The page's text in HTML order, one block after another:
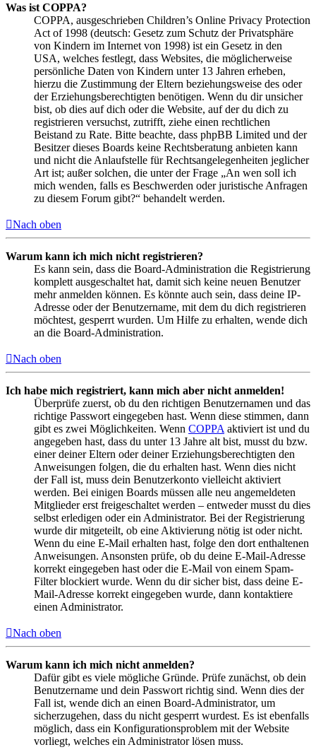
Was ist COPPA?
COPPA, ausgeschrieben Children’s Online Privacy Protection
Act of 1998 (deutsch: Gesetz zum Schutz der Privatsphäre
von Kindern im Internet von 1998) ist ein Gesetz in den
USA, welches festlegt, dass Websites, die möglicherweise
persönliche Daten von Kindern unter 13 Jahren erheben,
hierzu die Zustimmung der Eltern beziehungsweise des oder
der Erziehungsberechtigten benötigen. Wenn du dir unsicher
bist, ob dies auf dich oder die Website, auf der du dich zu
registrieren versuchst, zutrifft, ziehe einen rechtlichen
Beistand zu Rate. Bitte beachte, dass phpBB Limited und der
Besitzer dieses Boards keine Rechtsberatung anbieten kann
und nicht die Anlaufstelle für Rechtsangelegenheiten jeglicher
Art ist; außer solchen, die unter der Frage „An wen soll ich
mich wenden, falls es Beschwerden oder juristische Anfragen
zu diesem Forum gibt?“ behandelt werden.
Nach oben
Warum kann ich mich nicht registrieren?
Es kann sein, dass die Board-Administration die Registrierung
komplett ausgeschaltet hat, damit sich keine neuen Benutzer
mehr anmelden können. Es könnte auch sein, dass deine IP-
Adresse oder der Benutzername, mit dem du dich registrieren
möchtest, gesperrt wurden. Um Hilfe zu erhalten, wende dich
an die Board-Administration.
Nach oben
Ich habe mich registriert, kann mich aber nicht anmelden!
Überprüfe zuerst, ob du den richtigen Benutzernamen und das
richtige Passwort eingegeben hast. Wenn diese stimmen, dann
gibt es zwei Möglichkeiten. Wenn COPPA aktiviert ist und du
angegeben hast, dass du unter 13 Jahre alt bist, musst du bzw.
einer deiner Eltern oder deiner Erziehungsberechtigten den
Anweisungen folgen, die du erhalten hast. Wenn dies nicht
der Fall ist, muss dein Benutzerkonto vielleicht aktiviert
werden. Bei einigen Boards müssen alle neu angemeldeten
Mitglieder erst freigeschaltet werden – entweder musst du dies
selbst erledigen oder ein Administrator. Bei der Registrierung
wurde dir mitgeteilt, ob eine Aktivierung nötig ist oder nicht.
Wenn du eine E-Mail erhalten hast, folge den dort enthaltenen
Anweisungen. Ansonsten prüfe, ob du deine E-Mail-Adresse
korrekt eingegeben hast oder die E-Mail von einem Spam-
Filter blockiert wurde. Wenn du dir sicher bist, dass deine E-
Mail-Adresse korrekt eingegeben wurde, dann kontaktiere
einen Administrator.
Nach oben
Warum kann ich mich nicht anmelden?
Dafür gibt es viele mögliche Gründe. Prüfe zunächst, ob dein
Benutzername und dein Passwort richtig sind. Wenn dies der
Fall ist, wende dich an einen Board-Administrator, um
sicherzugehen, dass du nicht gesperrt wurdest. Es ist ebenfalls
möglich, dass ein Konfigurationsproblem mit der Website
vorliegt, welches ein Administrator lösen muss.